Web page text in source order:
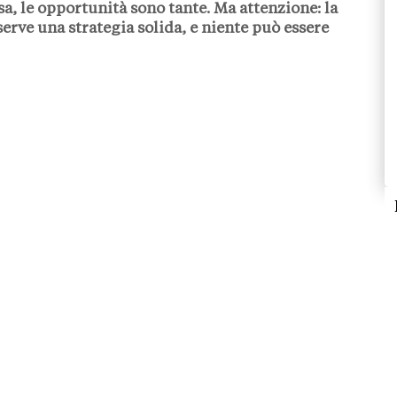
le opportunità sono tante. Ma attenzione: la
una strategia solida, e niente può essere